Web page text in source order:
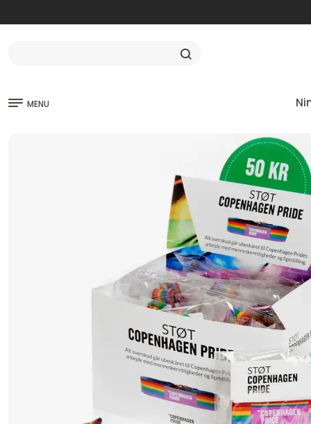
MENU